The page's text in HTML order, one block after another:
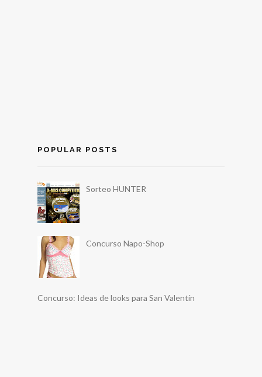
POPULAR POSTS
Sorteo HUNTER
Concurso Napo-Shop
Concurso: Ideas de looks para San Valentín